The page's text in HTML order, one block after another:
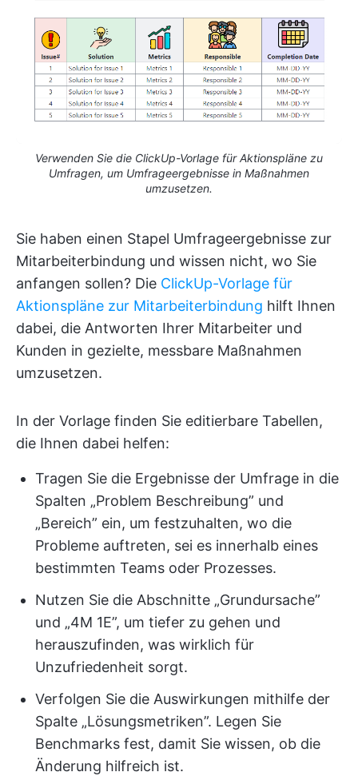
Verwenden Sie die ClickUp-Vorlage für Aktionspläne zu
Umfragen, um Umfrageergebnisse in Maßnahmen
umzusetzen.
Sie haben einen Stapel Umfrageergebnisse zur
Mitarbeiterbindung und wissen nicht, wo Sie
anfangen sollen? Die ClickUp-Vorlage für
Aktionspläne zur Mitarbeiterbindung hilft Ihnen
dabei, die Antworten Ihrer Mitarbeiter und
Kunden in gezielte, messbare Maßnahmen
umzusetzen.
In der Vorlage finden Sie editierbare Tabellen,
die Ihnen dabei helfen:
Tragen Sie die Ergebnisse der Umfrage in die
Spalten „Problem Beschreibung” und
„Bereich” ein, um festzuhalten, wo die
Probleme auftreten, sei es innerhalb eines
bestimmten Teams oder Prozesses.
Nutzen Sie die Abschnitte „Grundursache”
und „4M 1E”, um tiefer zu gehen und
herauszufinden, was wirklich für
Unzufriedenheit sorgt.
Verfolgen Sie die Auswirkungen mithilfe der
Spalte „Lösungsmetriken”. Legen Sie
Benchmarks fest, damit Sie wissen, ob die
Änderung hilfreich ist.